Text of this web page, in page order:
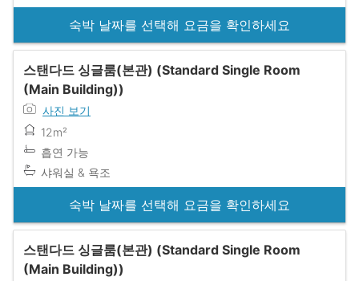
숙박 날짜를 선택해 요금을 확인하세요
스탠다드 싱글룸(본관) (Standard Single Room
(Main Building))
사진 보기
12m²
흡연 가능
샤워실 & 욕조
숙박 날짜를 선택해 요금을 확인하세요
스탠다드 싱글룸(본관) (Standard Single Room
(Main Building))